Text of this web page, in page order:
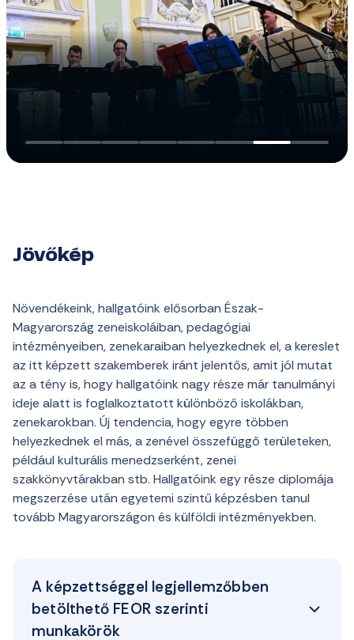
Jövőkép
Növendékeink, hallgatóink elősorban Észak-
Magyarország zeneiskoláiban, pedagógiai
intézményeiben, zenekaraiban helyezkednek el, a kereslet
az itt képzett szakemberek iránt jelentős, amit jól mutat
az a tény is, hogy hallgatóink nagy része már tanulmányi
ideje alatt is foglalkoztatott különböző iskolákban,
zenekarokban. Új tendencia, hogy egyre többen
helyezkednek el más, a zenével összefüggő területeken,
például kulturális menedzserként, zenei
szakkönyvtárakban stb. Hallgatóink egy része diplomája
megszerzése után egyetemi szintű képzésben tanul
tovább Magyarországon és külföldi intézményekben.
A képzettséggel legjellemzőbben
betölthető FEOR szerinti
munkakörök